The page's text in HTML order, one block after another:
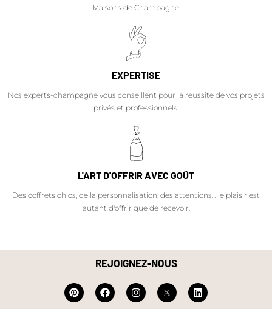
Maisons de Champagne.
EXPERTISE
Nos experts-champagne vous conseillent pour la réussite de vos projets
privés et professionnels.
L'ART D'OFFRIR AVEC GOÛT
Des coffrets chics, de la personnalisation, des attentions… le plaisir est
autant d'offrir que de recevoir.
REJOIGNEZ-NOUS